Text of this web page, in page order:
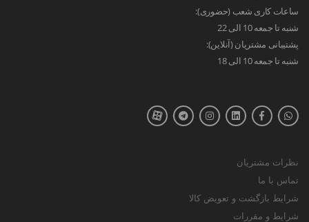
ساعات کاری شعب (حضوری):
شنبه تا جمعه 10 الی 22
پشتیبانی مشتریان (آنلاین):
شنبه تا جمعه 10 الی 18
نظرات مشتریان
تماس با ما
شرایط بازگشت و تعویض کالا
شرایط و مقررات